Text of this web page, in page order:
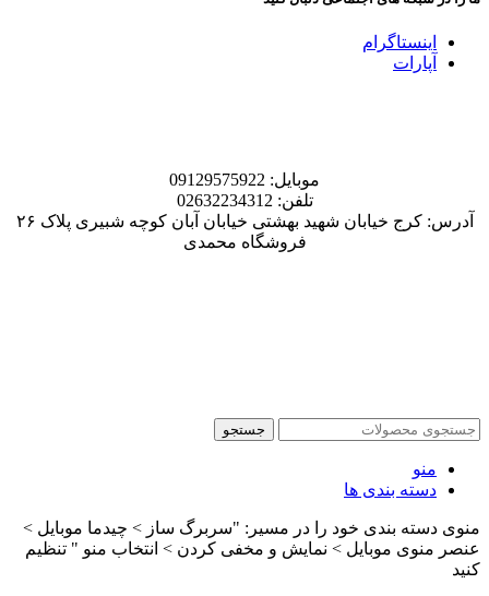
اینستاگرام
آپارات
موبایل: 09129575922
تلفن: 02632234312
آدرس: کرج خیابان شهید بهشتی خیابان آبان کوچه شبیری پلاک ۲۶
فروشگاه محمدی
جستجو
منو
دسته بندی ها
منوی دسته بندی خود را در مسیر: "سربرگ ساز > چیدما موبایل >
عنصر منوی موبایل > نمایش و مخفی کردن > انتخاب منو " تنظیم
کنید